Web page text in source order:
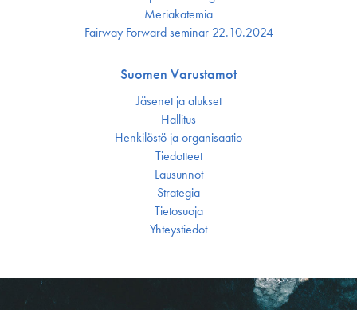
Meriakatemia
Fairway Forward seminar 22.10.2024
Suomen Varustamot
Jäsenet ja alukset
Hallitus
Henkilöstö ja organisaatio
Tiedotteet
Lausunnot
Strategia
Tietosuoja
Yhteystiedot